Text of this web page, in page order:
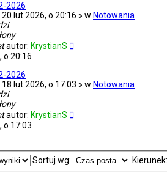
2026
20 lut 2026, o 20:16 » w Notowania
autor: KrystianS
o 20:16
2026
18 lut 2026, o 17:03 » w Notowania
autor: KrystianS
o 17:03
Sortuj wg: Kierunek: